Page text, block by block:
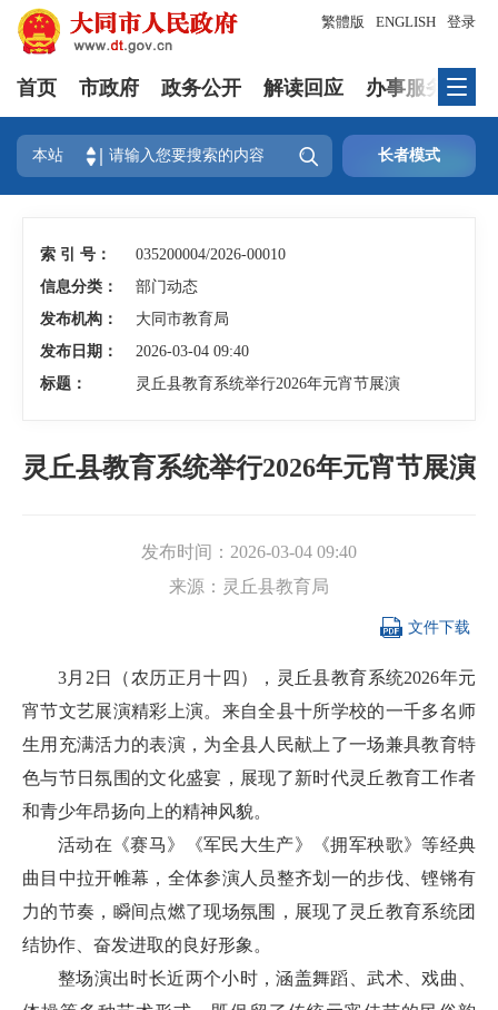
登录
繁體版 ENGLISH
首页 市政府 政务公开 解读回应 办事服务
本站  长者模式
索 引 号：
035200004/2026-00010
信息分类：
部门动态
发布机构：
大同市教育局
发布日期：
2026-03-04 09:40
标题：
灵丘县教育系统举行2026年元宵节展演
灵丘县教育系统举行2026年元宵节展演
发布时间： 2026-03-04 09:40
来源： 灵丘县教育局
 文件下载
3月2日（农历正月十四），灵丘县教育系统2026年元
宵节文艺展演精彩上演。来自全县十所学校的一千多名师
生用充满活力的表演，为全县人民献上了一场兼具教育特
色与节日氛围的文化盛宴，展现了新时代灵丘教育工作者
和青少年昂扬向上的精神风貌。
活动在《赛马》《军民大生产》《拥军秧歌》等经典
曲目中拉开帷幕，全体参演人员整齐划一的步伐、铿锵有
力的节奏，瞬间点燃了现场氛围，展现了灵丘教育系统团
结协作、奋发进取的良好形象。
整场演出时长近两个小时，涵盖舞蹈、武术、戏曲、